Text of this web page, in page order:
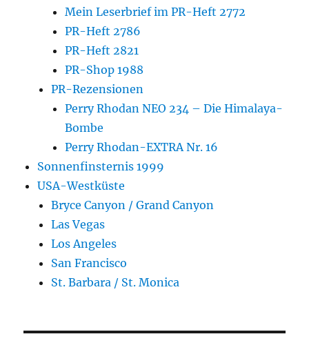
Mein Leserbrief im PR-Heft 2772
PR-Heft 2786
PR-Heft 2821
PR-Shop 1988
PR-Rezensionen
Perry Rhodan NEO 234 – Die Himalaya-
Bombe
Perry Rhodan-EXTRA Nr. 16
Sonnenfinsternis 1999
USA-Westküste
Bryce Canyon / Grand Canyon
Las Vegas
Los Angeles
San Francisco
St. Barbara / St. Monica